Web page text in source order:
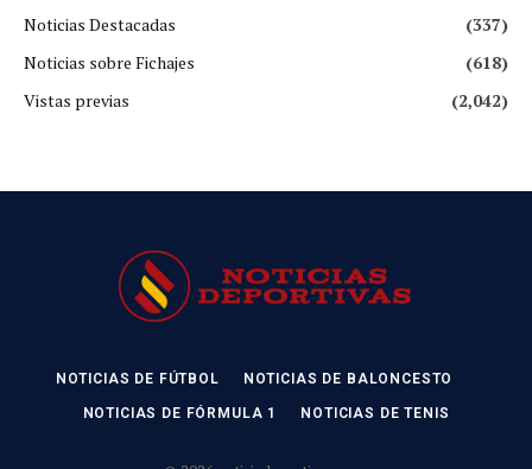
Noticias Destacadas
(337)
Noticias sobre Fichajes
(618)
Vistas previas
(2,042)
NOTICIAS DE FÚTBOL NOTICIAS DE BALONCESTO
NOTICIAS DE FÓRMULA 1 NOTICIAS DE TENIS